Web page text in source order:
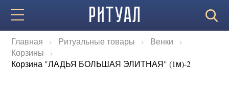
Главная Ритуальные товары
Венки
Корзины
Корзина "ЛАДЬЯ БОЛЬШАЯ ЭЛИТНАЯ" (1м)-2